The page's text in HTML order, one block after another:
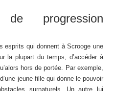
progression
esprits qui donnent à Scrooge une
la plupart du temps, d’accéder à
hors de portée. Par exemple,
jeune fille qui donne le pouvoir
surnaturels. Un autre lui